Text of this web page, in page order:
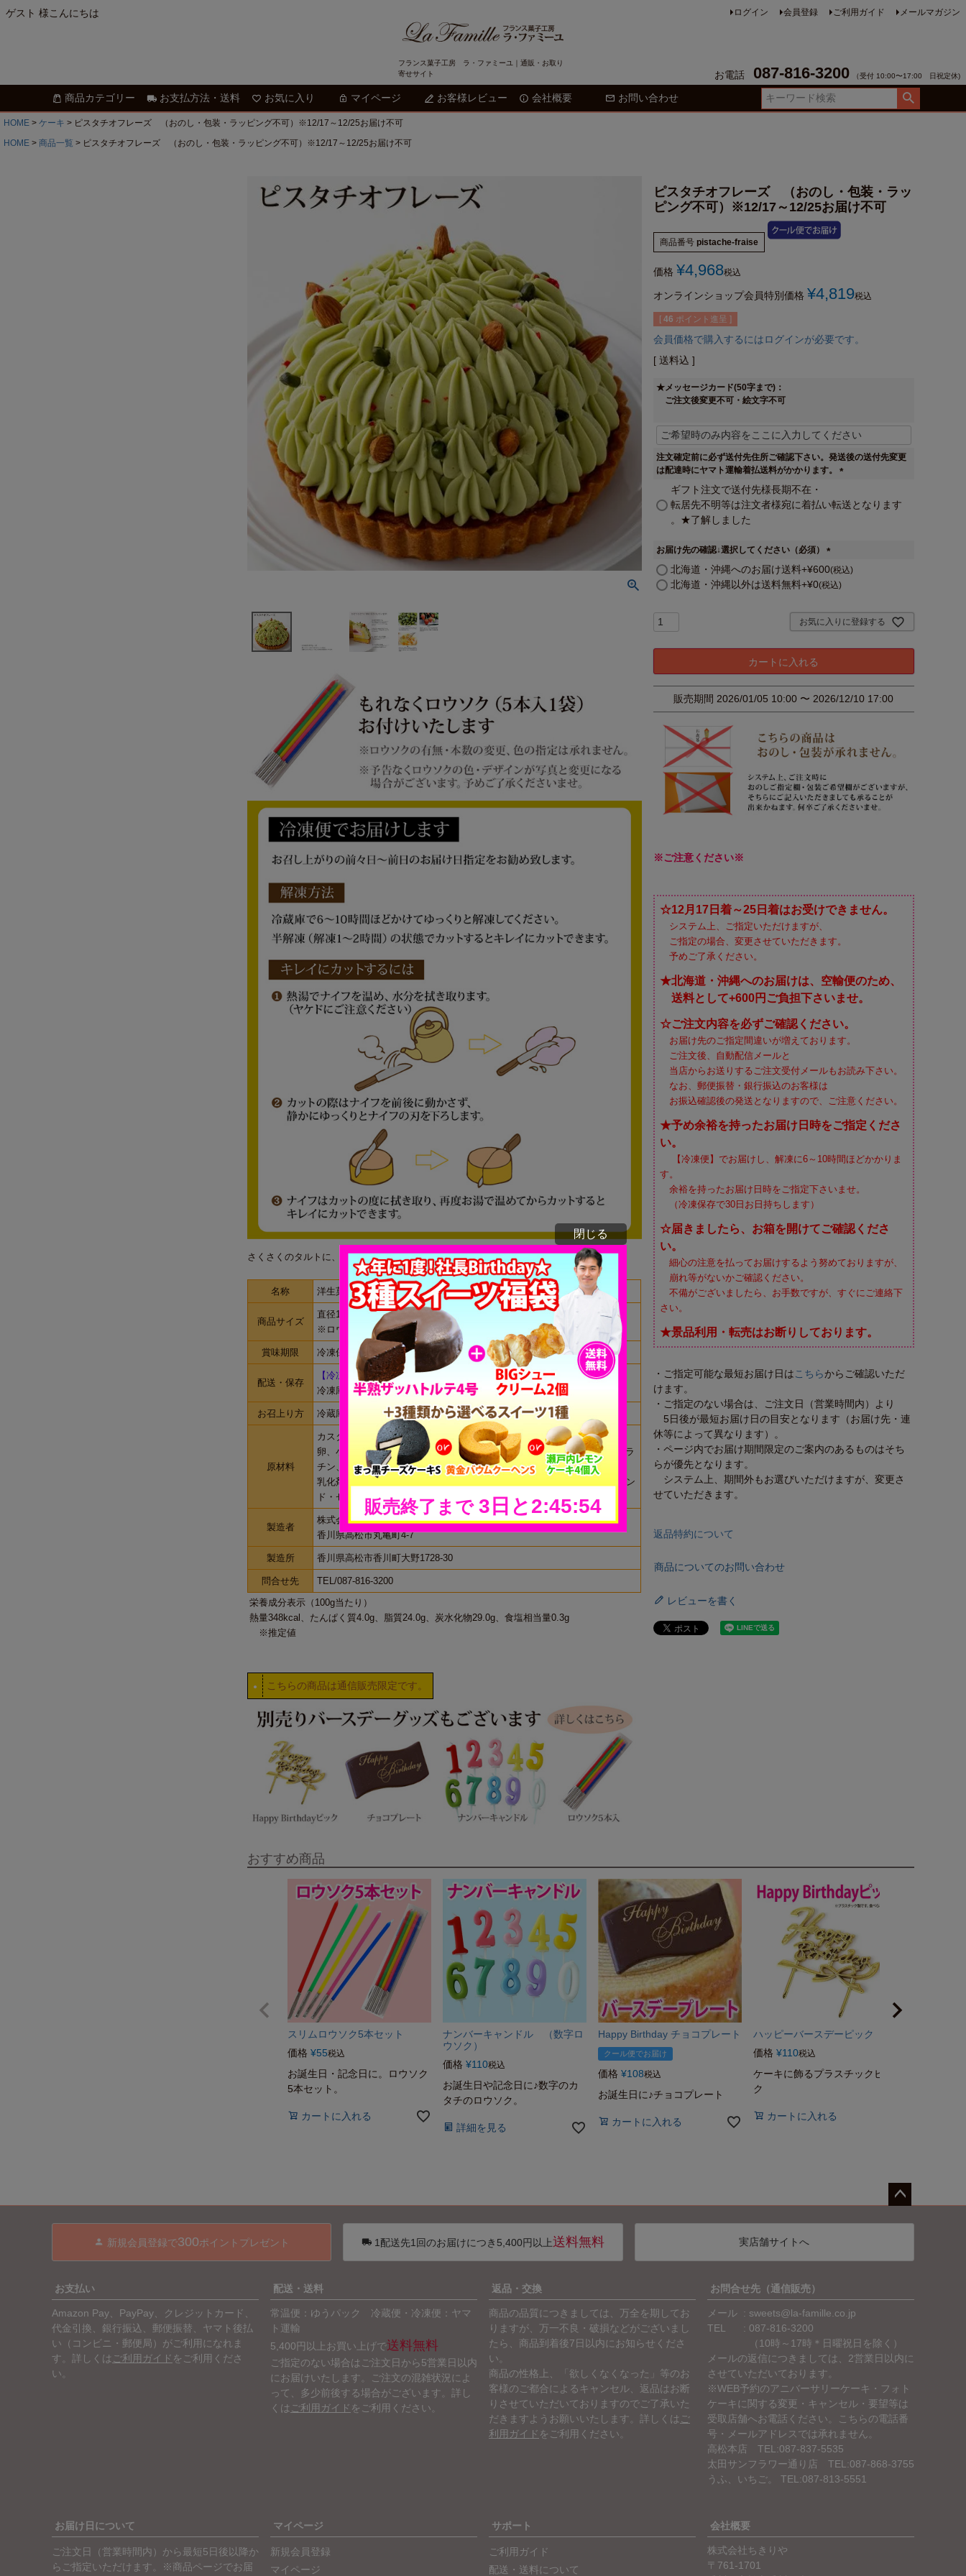
ゲスト 様こんにちは
フランス菓子工房 ラ・ファミーユ｜通販・お取り
寄せサイト
ログイン 会員登録 ご利用ガイド メールマガジン
お電話 087-816-3200 （受付 10:00〜17:00 日祝定休)
商品カテゴリー お支払方法・送料 お気に入り マイページ お客様レビュー 会社概要 お問い合わせ
検索
HOME ケーキ
ピスタチオフレーズ （おのし・包装・ラッピング不可）※12/17～12/25お届け不可
HOME
商品一覧 ピスタチオフレーズ （おのし・包装・ラッピング不可）※12/17～12/25お届け不可
さくさくのタルトに、苺ムースとピスタチオクリームでツリーのように仕上げました。
名称 洋生菓子
商品サイズ
直径15cm(最大)×高さ約9cm(最大)
※ロウソク5本入1袋別添
賞味期限 冷凍保存で30日（解凍後冷蔵保存で48時間）
配送・保存
【冷凍便】
冷凍庫で保存
お召上り方 冷蔵庫で6～10時間程度かけて解凍してお召し上がりください。
原材料
カスタードクリーム（国内製造）、バター、砂糖、クリーム（乳製品）、
卵、小麦粉、アーモンド、苺、マーガリン、水飴、牛乳、ピスタチオ、ゼラ
チン、植物油脂、脱脂粉乳、ココアパウダー、レモン果汁、洋酒/膨張剤、
乳化剤、着色料（黄4、青1）、香料、（一部に乳成分・卵・小麦・アーモン
ド・ゼラチン・大豆を含む）
製造者
株式会社ちきりや
香川県高松市丸亀町4-7
製造所 香川県高松市香川町大野1728-30
問合せ先
TEL/087-816-3200
栄養成分表示（100g当たり）
熱量348kcal、たんぱく質4.0g、脂質24.0g、炭水化物29.0g、食塩相当量0.3g
※推定値
● こちらの商品は通信販売限定です。
ピスタチオフレーズ （おのし・包装・ラッ
ピング不可）※12/17～12/25お届け不可
商品番号 pistache-fraise
価格 ¥4,968税込
オンラインショップ会員特別価格 ¥4,819税込
[ 46 ポイント進呈 ]
会員価格で購入するにはログインが必要です。
送料込
★メッセージカード(50字まで)：
ご注文後変更不可・絵文字不可
注文確定前に必ず送付先住所ご確認下さい。発送後の送付先変更
は配達時にヤマト運輸着払送料がかかります。
必
須
ギフト注文で送付先様長期不在・
転居先不明等は注文者様宛に着払い転送となります
。★了解しました
お届け先の確認↓選択してください（必須）
(
必
須
北海道・沖縄へのお届け送料+¥600 税込
北海道・沖縄以外は送料無料+¥0 税込
お気に入りに登録する
カートに入れる
販売期間 2026/01/05 10:00 〜 2026/12/10 17:00
※ご注意ください※
☆12月17日着～25日着はお受けできません。
システム上、ご指定いただけますが、
ご指定の場合、変更させていただきます。
予めご了承ください。
★北海道・沖縄へのお届けは、空輸便のため、
送料として+600円ご負担下さいませ。
☆ご注文内容を必ずご確認ください。
お届け先のご指定間違いが増えております。
ご注文後、自動配信メールと
当店からお送りするご注文受付メールもお読み下さい。
なお、郵便振替・銀行振込のお客様は
お振込確認後の発送となりますので、ご注意ください。
★予め余裕を持ったお届け日時をご指定くださ
い。
【冷凍便】でお届けし、解凍に6～10時間ほどかかりま
す。
余裕を持ったお届け日時をご指定下さいませ。
（冷凍保存で30日お日持ちします）
☆届きましたら、お箱を開けてご確認くださ
い。
細心の注意を払ってお届けするよう努めておりますが、
崩れ等がないかご確認ください。
不備がございましたら、お手数ですが、すぐにご連絡下
さい。
★景品利用・転売はお断りしております。
・ご指定可能な最短お届け日は こちらからご確認いただ
けます。
・ご指定のない場合は、ご注文日（営業時間内）より
5日後が最短お届け日の目安となります（お届け先・連
休等によって異なります）。
・ページ内でお届け期間限定のご案内のあるものはそち
らが優先となります。
システム上、期間外もお選びいただけますが、変更さ
せていただきます。
返品特約について
商品についてのお問い合わせ
レビューを書く
おすすめ商品
スリムロウソク5本セット
価格 ¥55税込
お誕生日・記念日に。ロウソク
5本セット。
カートに入れる
ナンバーキャンドル （数字ロ
ウソク）
価格 ¥110税込
お誕生日や記念日に♪数字のカ
タチのロウソク。
詳細を見る
Happy Birthday チョコプレート
クール便でお届け
価格 ¥108税込
お誕生日に♪チョコプレート
カートに入れる
ハッピーバースデーピック
価格 ¥110税込
ケーキに飾るプラスチックピッ
ク
カートに入れる
へ
新規会員登録で300ポイントプレゼント 1配送先1回のお届けにつき5,400円以上送料無料 実店舗サイトへ
お支払い
Amazon Pay、PayPay、クレジットカード、
代金引換、銀行振込、郵便振替、ヤマト後払
い（コンビニ・郵便局）がご利用になれま
す。詳しくは ご利用ガイド をご利用くださ
い。
配送・送料
常温便：ゆうパック 冷蔵便・冷凍便：ヤマ
ト運輸
5,400円以上お買い上げで送料無料
ご指定のない場合はご注文日から5営業日以内
にお届けいたします。ご注文の混雑状況によ
って、多少前後する場合がございます。詳し
くは ご利用ガイド をご利用ください。
返品・交換
商品の品質につきましては、万全を期してお
りますが、万一不良・破損などがございまし
たら、商品到着後7日以内にお知らせくださ
い。
商品の性格上、「欲しくなくなった」等のお
客様のご都合によるキャンセル、返品はお断
りさせていただいておりますのでご了承いた
だきますようお願いいたします。詳しくは ご
利用ガイド をご利用ください。
お問合せ先（通信販売）
メール
sweets@la-famille.co.jp
TEL
087-816-3200
（10時～17時＊日曜祝日を除く）
メールの返信につきましては、2営業日以内に
させていただいております。
※WEB予約のアニバーサリーケーキ・フォト
ケーキに関する変更・キャンセル・要望等は
受取店舗へお電話ください。こちらの電話番
号・メールアドレスでは承れません。
高松本店 TEL:087-837-5535
太田サンフラワー通り店 TEL:087-868-3755
うふ、いちご。 TEL:087-813-5551
お届け日について
ご注文日（営業時間内）から最短5日後以降か
らご指定いただけます。※商品ページでお届
マイページ
新規会員登録
マイページ
サポート
ご利用ガイド
配送・送料について
会社概要
株式会社ちきりや
761-1701
閉じる